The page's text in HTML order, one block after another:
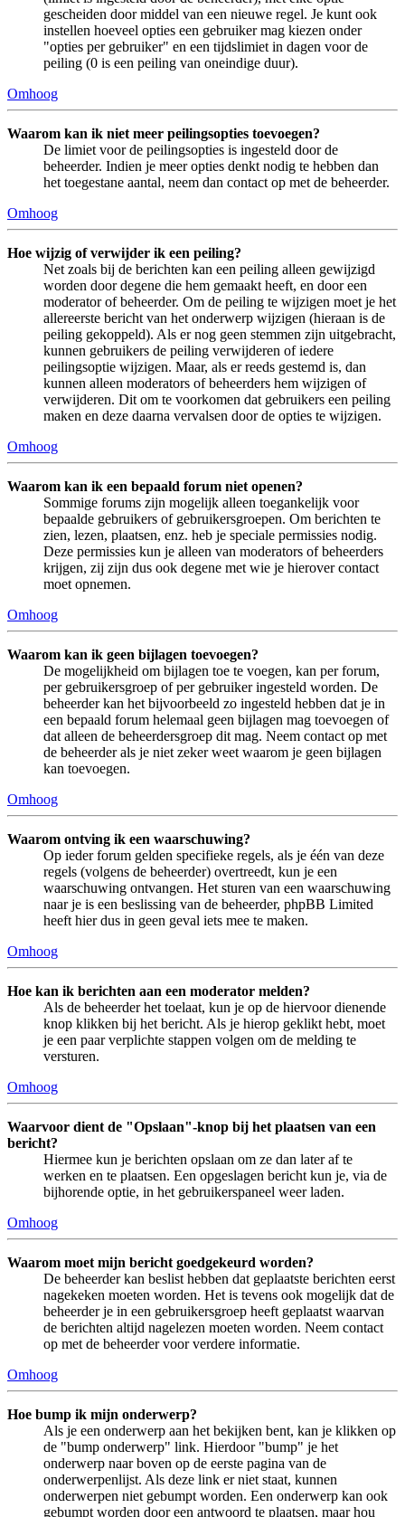
gescheiden door middel van een nieuwe regel. Je kunt ook
instellen hoeveel opties een gebruiker mag kiezen onder
"opties per gebruiker" en een tijdslimiet in dagen voor de
peiling (0 is een peiling van oneindige duur).
Omhoog
Waarom kan ik niet meer peilingsopties toevoegen?
De limiet voor de peilingsopties is ingesteld door de
beheerder. Indien je meer opties denkt nodig te hebben dan
het toegestane aantal, neem dan contact op met de beheerder.
Omhoog
Hoe wijzig of verwijder ik een peiling?
Net zoals bij de berichten kan een peiling alleen gewijzigd
worden door degene die hem gemaakt heeft, en door een
moderator of beheerder. Om de peiling te wijzigen moet je het
allereerste bericht van het onderwerp wijzigen (hieraan is de
peiling gekoppeld). Als er nog geen stemmen zijn uitgebracht,
kunnen gebruikers de peiling verwijderen of iedere
peilingsoptie wijzigen. Maar, als er reeds gestemd is, dan
kunnen alleen moderators of beheerders hem wijzigen of
verwijderen. Dit om te voorkomen dat gebruikers een peiling
maken en deze daarna vervalsen door de opties te wijzigen.
Omhoog
Waarom kan ik een bepaald forum niet openen?
Sommige forums zijn mogelijk alleen toegankelijk voor
bepaalde gebruikers of gebruikersgroepen. Om berichten te
zien, lezen, plaatsen, enz. heb je speciale permissies nodig.
Deze permissies kun je alleen van moderators of beheerders
krijgen, zij zijn dus ook degene met wie je hierover contact
moet opnemen.
Omhoog
Waarom kan ik geen bijlagen toevoegen?
De mogelijkheid om bijlagen toe te voegen, kan per forum,
per gebruikersgroep of per gebruiker ingesteld worden. De
beheerder kan het bijvoorbeeld zo ingesteld hebben dat je in
een bepaald forum helemaal geen bijlagen mag toevoegen of
dat alleen de beheerdersgroep dit mag. Neem contact op met
de beheerder als je niet zeker weet waarom je geen bijlagen
kan toevoegen.
Omhoog
Waarom ontving ik een waarschuwing?
Op ieder forum gelden specifieke regels, als je één van deze
regels (volgens de beheerder) overtreedt, kun je een
waarschuwing ontvangen. Het sturen van een waarschuwing
naar je is een beslissing van de beheerder, phpBB Limited
heeft hier dus in geen geval iets mee te maken.
Omhoog
Hoe kan ik berichten aan een moderator melden?
Als de beheerder het toelaat, kun je op de hiervoor dienende
knop klikken bij het bericht. Als je hierop geklikt hebt, moet
je een paar verplichte stappen volgen om de melding te
versturen.
Omhoog
Waarvoor dient de "Opslaan"-knop bij het plaatsen van een
bericht?
Hiermee kun je berichten opslaan om ze dan later af te
werken en te plaatsen. Een opgeslagen bericht kun je, via de
bijhorende optie, in het gebruikerspaneel weer laden.
Omhoog
Waarom moet mijn bericht goedgekeurd worden?
De beheerder kan beslist hebben dat geplaatste berichten eerst
nagekeken moeten worden. Het is tevens ook mogelijk dat de
beheerder je in een gebruikersgroep heeft geplaatst waarvan
de berichten altijd nagelezen moeten worden. Neem contact
op met de beheerder voor verdere informatie.
Omhoog
Hoe bump ik mijn onderwerp?
Als je een onderwerp aan het bekijken bent, kan je klikken op
de "bump onderwerp" link. Hierdoor "bump" je het
onderwerp naar boven op de eerste pagina van de
onderwerpenlijst. Als deze link er niet staat, kunnen
onderwerpen niet gebumpt worden. Een onderwerp kan ook
gebumpt worden door een antwoord te plaatsen, maar hou